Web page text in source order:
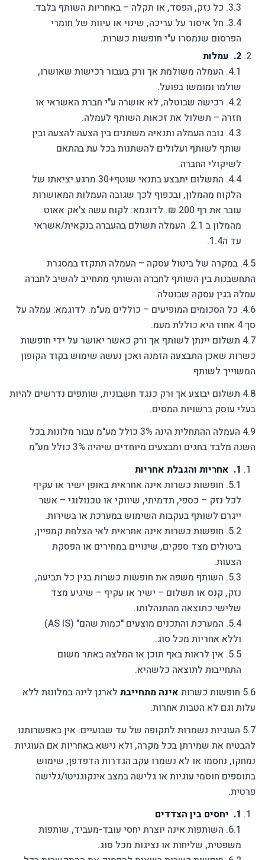
3.3. כל נזק, הפסד, או תקלה – באחריות השותף בלבד.
3.4. חל איסור על עריכה, שינוי או עיוות של חומרי
הפרסום שנמסרו ע"י חופשות כשרות.
עמלות
4.1. העמלה משולמת אך ורק בעבור רכישות שאושרו,
שולמו ומומשו בפועל.
4.2. רכישה שבוטלה, לא אושרה ע"י חברת האשראי או
חזרה – תשלול את זכאות השותף לעמלה.
4.3. גובה העמלה ותנאיה משתנים בין הצעה להצעה ובין
שותף לשותף ועלולים להשתנות בכל עת בהתאם
לשיקולי החברה.
4.4. התשלום יתבצע בתנאי שוטף+30 מרגע יציאתו של
הלקוח מהמלון, ובכפוף לכך שגובה העמלות המאושרות
עובר את רף 200 ₪. לדוגמא: לקוח עשה צ'אק אאוט
מהמלון ב 2.1. העמלה תשולם בהעברה בנקאית/אשראי
עד ה1.4.
4.5. במקרה של ביטול עסקה – העמלה תתקזז במסגרת
התחשבנות בין השותף לחברה והשותף מתחייב להשיב לחברה
עמלה בגין עסקה שבוטלה.
4.6. כל הסכומים המופיעים – כוללים מע"מ. לדוגמא: עמלה על
סך 4 אחוז היא כוללת מעמ.
4.7 תשלום יינתן לשותף אך ורק כאשר יאושר על ידי חופשות
כשרות שאכן התבצעה הזמנה ואכן נעשה שימוש בקוד הקופון
המשוייך לשותף
4.8 תשלום יבוצע אך ורק כנגד חשבונית, שותפים נדרשים להיות
בעלי עוסק ברשויות המסים.
4.9 העמלה ההתחלית הינה 3% כולל מע"מ עבור מלונות בכל
השנה מלבד בחגים ומבצעים מיוחדים שיהיה 3% כולל מע"מ
אחריות והגבלת אחריות
5.1. חופשות כשרות אינה אחראית באופן ישיר או עקיף
לכל נזק – כספי, תדמיתי, שיווקי או טכנולוגי – אשר
ייגרם לשותף בעקבות השימוש במערכת או בשירות.
5.2. חופשות כשרות אינה אחראית לאי הצלחת קמפיין,
ביטולים מצד ספקים, שינויים במחירים או הפסקת
הצעות.
5.3. השותף משפה את חופשות כשרות בגין כל תביעה,
נזק, קנס או תשלום – ישיר או עקיף – שיגיע מצד
שלישי כתוצאה מהתנהלותו.
5.4. המערכת והתכנים מוצעים "כמות שהם" (AS IS)
וללא אחריות מכל סוג.
5.5. אין לראות באף תוכן או המלצה באתר משום
התחייבות לתוצאה כלשהיא.
5.6 חופשות כשרות
אינה מתחייבת לארגן לינה במלונות ללא
עלות וגם לא הטבות אחרות.
5.7 העוגיות נשמרות לתקופה של עד שבועיים. אין באפשרותנו
להבטיח את שמירתן בכל מקרה, ולא נישא באחריות אם העוגיות
נמחקו, נחסמו או לא נשמרו עקב הגדרות הדפדפן, שימוש
בתוספים חוסמי עוגיות או גלישה במצב אינקוגניטו/גלישה
פרטית.
יחסים בין הצדדים
6.1. השותפות אינה יוצרת יחסי עובד-מעביד, שותפות
משפטית, שליחות או נציגות מכל סוג.